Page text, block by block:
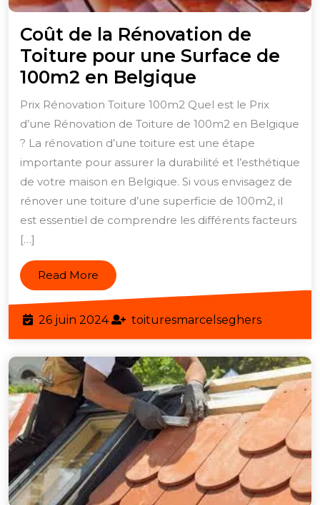
Coût de la Rénovation de
Toiture pour une Surface de
100m2 en Belgique
de
la
Rénovation
de
Toiture
pour
une
100m2
en
Belgique
Prix Rénovation Toiture 100m2 Quel est le Prix
d’une Rénovation de Toiture de 100m2 en Belgique
? La rénovation d’une toiture est une étape
importante pour assurer la durabilité et l’esthétique
de votre maison en Belgique. Si vous envisagez de
rénover une toiture d’une superficie de 100m2, il
est essentiel de comprendre les différents facteurs
[…]
Read More Read
More
26 juin 202426
juin
toituresmarcelseghers